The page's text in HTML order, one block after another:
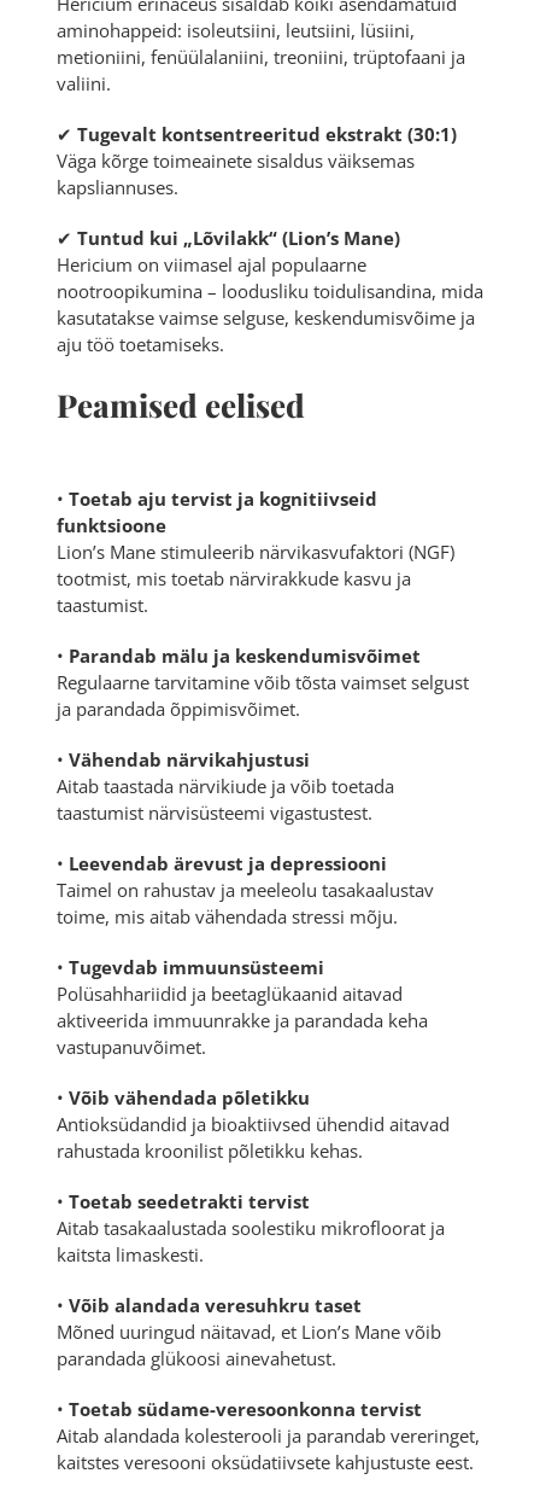
aminohappeid: isoleutsiini, leutsiini, lüsiini,
metioniini, fenüülalaniini, treoniini, trüptofaani ja
valiini.
✔ Tugevalt kontsentreeritud ekstrakt (30:1)
Väga kõrge toimeainete sisaldus väiksemas
kapsliannuses.
✔ Tuntud kui „Lõvilakk“ (Lion’s Mane)
Hericium on viimasel ajal populaarne
nootroopikumina – loodusliku toidulisandina, mida
kasutatakse vaimse selguse, keskendumisvõime ja
aju töö toetamiseks.
Peamised eelised
• Toetab aju tervist ja kognitiivseid
funktsioone
Lion’s Mane stimuleerib närvikasvufaktori (NGF)
tootmist, mis toetab närvirakkude kasvu ja
taastumist.
• Parandab mälu ja keskendumisvõimet
Regulaarne tarvitamine võib tõsta vaimset selgust
ja parandada õppimisvõimet.
• Vähendab närvikahjustusi
Aitab taastada närvikiude ja võib toetada
taastumist närvisüsteemi vigastustest.
• Leevendab ärevust ja depressiooni
Taimel on rahustav ja meeleolu tasakaalustav
toime, mis aitab vähendada stressi mõju.
• Tugevdab immuunsüsteemi
Polüsahhariidid ja beetaglükaanid aitavad
aktiveerida immuunrakke ja parandada keha
vastupanuvõimet.
• Võib vähendada põletikku
Antioksüdandid ja bioaktiivsed ühendid aitavad
rahustada kroonilist põletikku kehas.
• Toetab seedetrakti tervist
Aitab tasakaalustada soolestiku mikrofloorat ja
kaitsta limaskesti.
• Võib alandada veresuhkru taset
Mõned uuringud näitavad, et Lion’s Mane võib
parandada glükoosi ainevahetust.
• Toetab südame-veresoonkonna tervist
Aitab alandada kolesterooli ja parandab vereringet,
kaitstes veresooni oksüdatiivsete kahjustuste eest.